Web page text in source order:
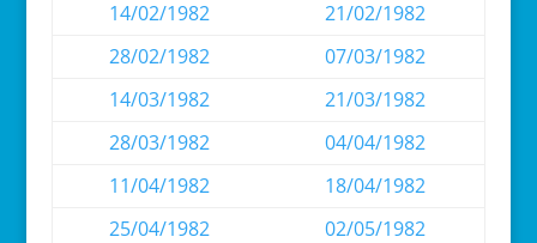
14/02/1982
21/02/1982
28/02/1982
07/03/1982
14/03/1982
21/03/1982
28/03/1982
04/04/1982
11/04/1982
18/04/1982
25/04/1982
02/05/1982